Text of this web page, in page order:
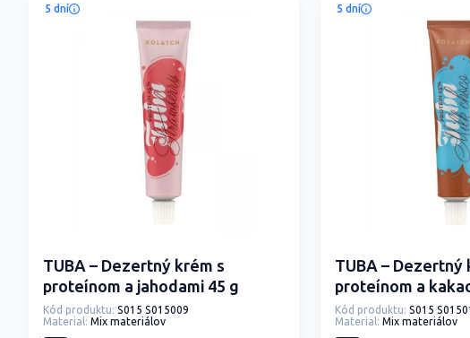
5 dní
TUBA – Dezertný krém s
proteínom a jahodami 45 g
Kód produktu: S015 S015009
Material: Mix materiálov
5 dní
TUBA – Dezertný
proteínom a
Kód produktu: S015
Material: Mix materiálov